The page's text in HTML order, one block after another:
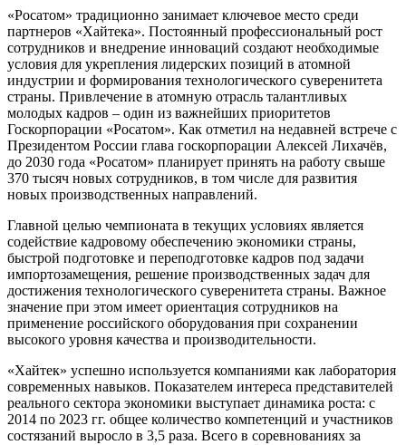
«Росатом» традиционно занимает ключевое место среди
партнеров «Хайтека». Постоянный профессиональный рост
сотрудников и внедрение инноваций создают необходимые
условия для укрепления лидерских позиций в атомной
индустрии и формирования технологического суверенитета
страны. Привлечение в атомную отрасль талантливых
молодых кадров – один из важнейших приоритетов
Госкорпорации «Росатом». Как отметил на недавней встрече с
Президентом России глава госкорпорации Алексей Лихачёв,
до 2030 года «Росатом» планирует принять на работу свыше
370 тысяч новых сотрудников, в том числе для развития
новых производственных направлений.
Главной целью чемпионата в текущих условиях является
содействие кадровому обеспечению экономики страны,
быстрой подготовке и переподготовке кадров под задачи
импортозамещения, решение производственных задач для
достижения технологического суверенитета страны. Важное
значение при этом имеет ориентация сотрудников на
применение российского оборудования при сохранении
высокого уровня качества и производительности.
«Хайтек» успешно используется компаниями как лаборатория
современных навыков. Показателем интереса представителей
реального сектора экономики выступает динамика роста: с
2014 по 2023 гг. общее количество компетенций и участников
состязаний выросло в 3,5 раза. Всего в соревнованиях за